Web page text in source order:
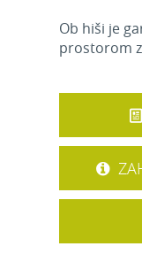
Ob hiši je
prostorom